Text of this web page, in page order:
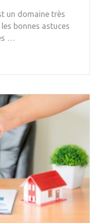
un domaine très
bonnes astuces
…